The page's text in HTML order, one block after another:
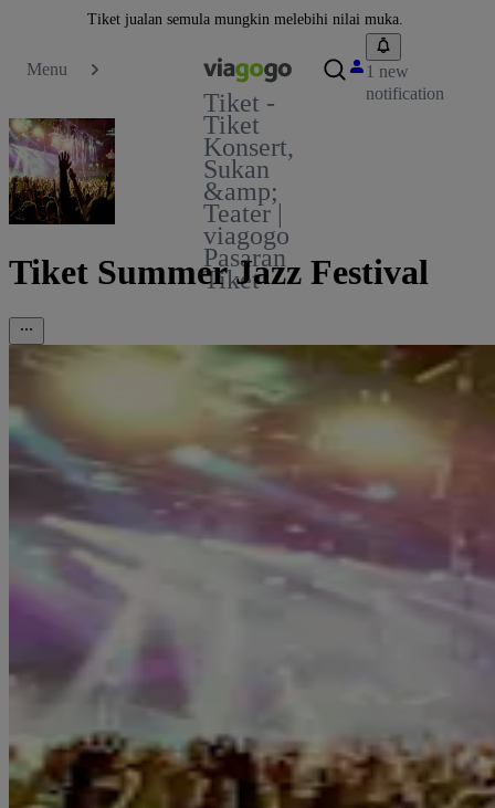
Tiket jualan semula mungkin melebihi nilai muka.
Menu
Tiket -
Tiket
Konsert,
Sukan
&amp;
Teater |
viagogo
Pasaran
Tiket
1 new
notification
Tiket Summer Jazz Festival